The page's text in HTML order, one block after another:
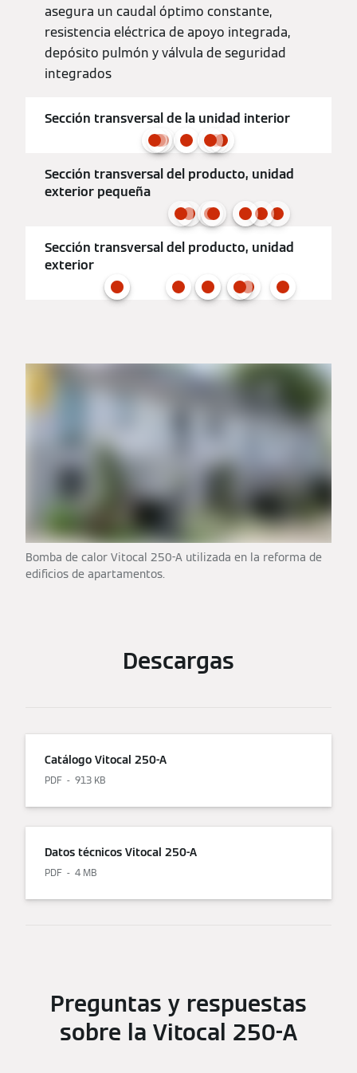
asegura un caudal óptimo constante,
resistencia eléctrica de apoyo integrada,
depósito pulmón y válvula de seguridad
integrados
Sección transversal de la unidad interior
Sección transversal del producto, unidad
exterior pequeña
Sección transversal del producto, unidad
exterior
Bomba de calor Vitocal 250-A utilizada en la reforma de
edificios de apartamentos.
Descargas
Catálogo Vitocal 250-A
PDF 913 KB
Datos técnicos Vitocal 250-A
PDF 4 MB
Preguntas y respuestas
sobre la Vitocal 250-A